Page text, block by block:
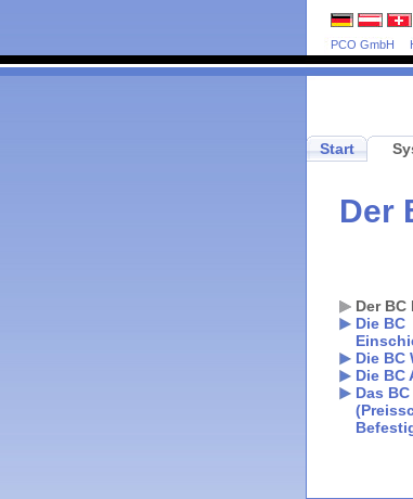
PCO GmbH
Start
Der
Der
Die BC
Die BC
Die BC
Das